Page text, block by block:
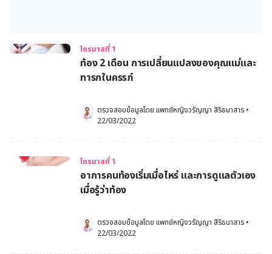
ไตรมาสที่ 1
ท้อง 2 เดือน การเปลี่ยนแปลงของคุณแม่และ
ทารกในครรภ์
ตรวจสอบข้อมูลโดย แพทย์หญิงวรัญญา สิริธนาสาร •
22/03/2022
ไตรมาสที่ 1
อาการคนท้องเริ่มเมื่อไหร่ และการดูแลตัวเอง
เมื่อรู้ว่าท้อง
ตรวจสอบข้อมูลโดย แพทย์หญิงวรัญญา สิริธนาสาร •
22/03/2022